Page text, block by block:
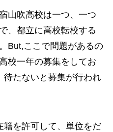
山吹高校は一つ、一つ
、都立に高校転校する
But,ここで問題があるの
校一年の募集をしてお
待たないと募集が行われ
籍を許可して、単位をだ